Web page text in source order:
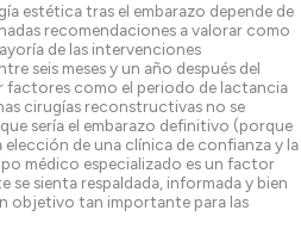
estética tras el embarazo depende de
recomendaciones a valorar como
de las intervenciones
seis meses y un año después del
factores como el periodo de lactancia
cirugías reconstructivas no se
sería el embarazo definitivo (porque
elección de una clínica de confianza y la
médico especializado es un factor
se sienta respaldada, informada y bien
objetivo tan importante para las